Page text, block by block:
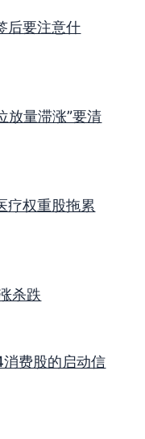
后要注意什
放量滞涨”要清
疗权重股拖累
杀跌
费股的启动信